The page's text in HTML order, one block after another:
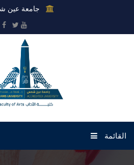
جامعة عين
القائمة